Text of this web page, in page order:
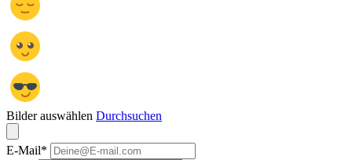
Bilder auswählen Durchsuchen
E-Mail*